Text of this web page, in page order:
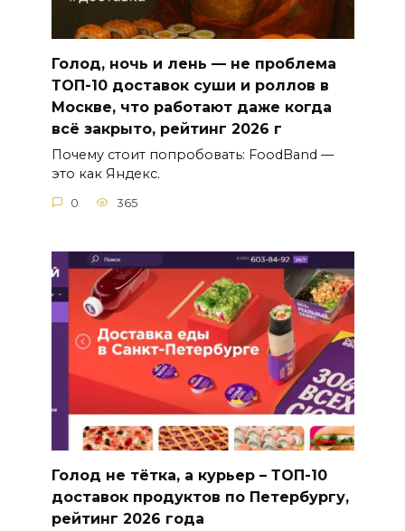
Голод, ночь и лень — не проблема
ТОП-10 доставок суши и роллов в
Москве, что работают даже когда
всё закрыто, рейтинг 2026 г
Почему стоит попробовать: FoodBand —
это как Яндекс.
0 365
Голод не тётка, а курьер – ТОП-10
доставок продуктов по Петербургу,
рейтинг 2026 года